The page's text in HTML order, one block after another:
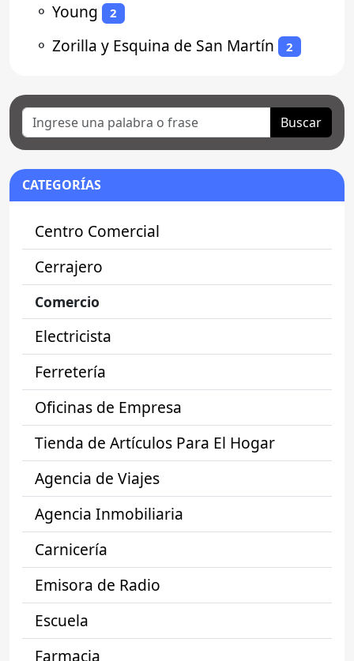
⚬ Young 2
⚬ Zorilla y Esquina de San Martín 2
Buscar
CATEGORÍAS
Centro Comercial
Cerrajero
Comercio
Electricista
Ferretería
Oficinas de Empresa
Tienda de Artículos Para El Hogar
Agencia de Viajes
Agencia Inmobiliaria
Carnicería
Emisora de Radio
Escuela
Farmacia